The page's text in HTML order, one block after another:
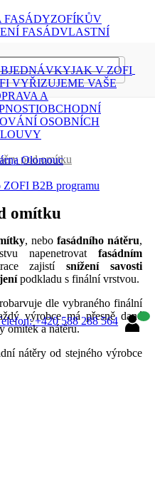
FASÁDYZOFÍKŮV
FASÁDVLASTNÍ
JAK V ZOFI
VYŘIZUJEME VAŠE
A
OBCHODNÍ
OSOBNÍCH
Olomouc
ZOFI B2B programu
pod omítku
omítku
, nebofasádního nátěru,
napenetrovat fasádním
zajistísnížení savosti
podkladu s finální vrstvou.
dle vybraného finální
výrobce má přesně dané
omítek a nátěru.
nátěry od stejného výrobce